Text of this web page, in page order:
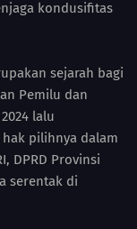
kondusifitas
sejarah bagi
Pemilu dan
lalu
pilihnya dalam
DPRD Provinsi
serentak di